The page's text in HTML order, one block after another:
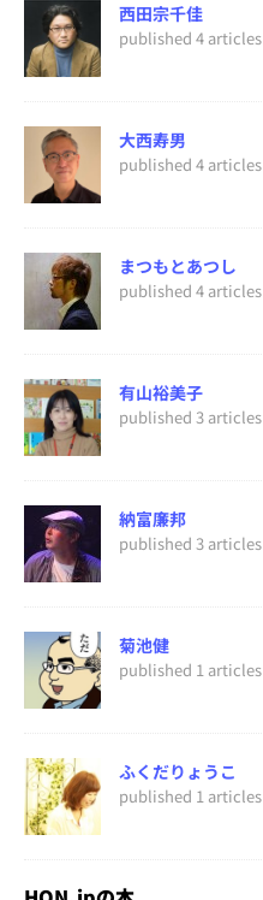
西田宗千佳
published 4 articles
大西寿男
published 4 articles
まつもとあつし
published 4 articles
有山裕美子
published 3 articles
納富廉邦
published 3 articles
菊池健
published 1 articles
ふくだりょうこ
published 1 articles